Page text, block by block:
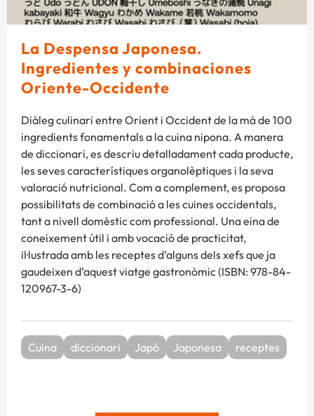
La Despensa Japonesa.
Ingredientes y combinaciones
Oriente-Occidente
Diàleg culinari entre Orient i Occident de la mà de 100
ingredients fonamentals a la cuina nipona. A manera
de diccionari, es descriu detalladament cada producte,
les seves característiques organolèptiques i la seva
valoració nutricional. Com a complement, es proposa
possibilitats de combinació a les cuines occidentals,
tant a nivell domèstic com professional. Una eina de
coneixement útil i amb vocació de practicitat,
il·lustrada amb les receptes d’alguns dels xefs que ja
gaudeixen d’aquest viatge gastronòmic (ISBN: 978-84-
120967-3-6)
Cuina diccionari Japó Japonesa receptes